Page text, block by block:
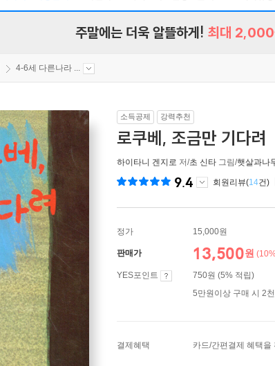
RBTI
주말에는 더욱 알뜰하게! 최대 2,000
4-6세 다른나라 ...
소득공제 강력추천
로쿠베, 조금만 기다려
하이타니 겐지로 저/초 신타 그림/햇살과나
9.4 회원리뷰(14건)
정가 15,000원
판매가 13,500원
YES포인트
750원 (5% 적립)
5만원이상 구매 시 2
결제혜택 카드/간편결제 혜택을